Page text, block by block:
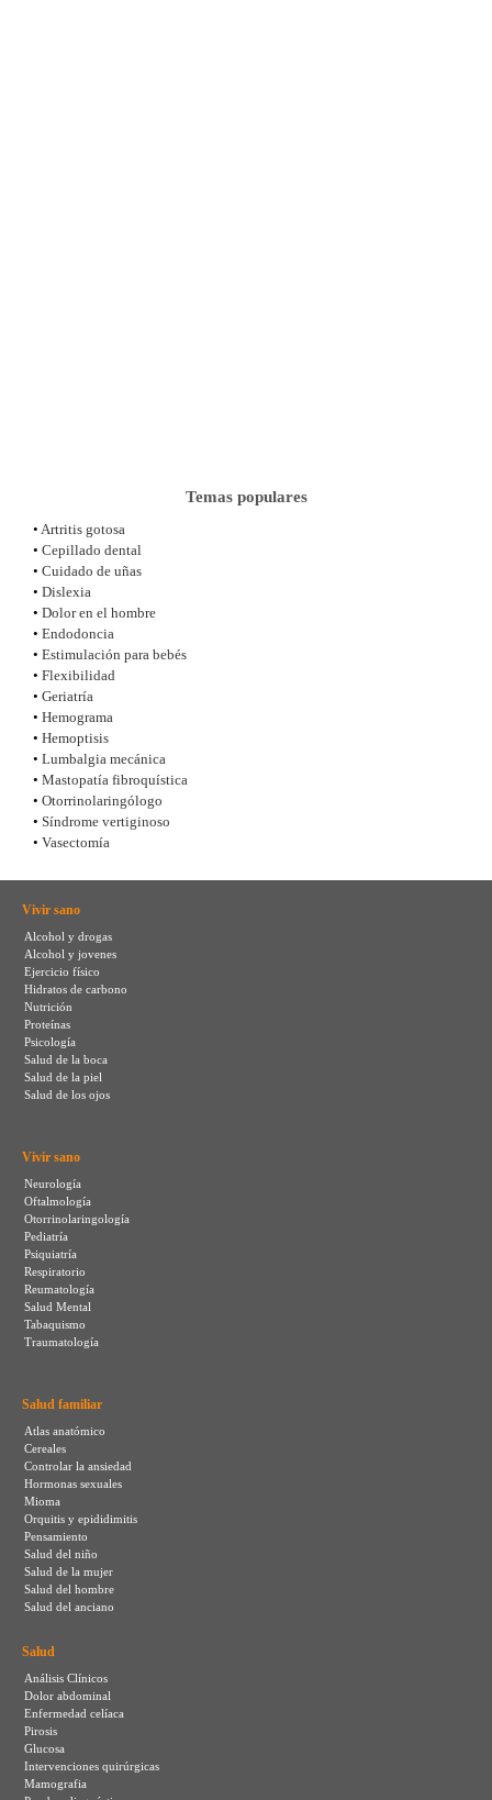
Temas populares
• Artritis gotosa
• Cepillado dental
• Cuidado de uñas
• Dislexia
• Dolor en el hombre
• Endodoncia
• Estimulación para bebés
• Flexibilidad
• Geriatría
• Hemograma
• Hemoptisis
• Lumbalgia mecánica
• Mastopatía fibroquística
• Otorrinolaringólogo
• Síndrome vertiginoso
• Vasectomía
Vivir sano
Alcohol y drogas
Alcohol y jovenes
Ejercicio físico
Hidratos de carbono
Nutrición
Proteínas
Psicología
Salud de la boca
Salud de la piel
Salud de los ojos
Vivir sano
Neurología
Oftalmología
Otorrinolaringología
Pediatría
Psiquiatría
Respiratorio
Reumatología
Salud Mental
Tabaquismo
Traumatología
Salud familiar
Atlas anatómico
Cereales
Controlar la ansiedad
Hormonas sexuales
Mioma
Orquitis y epididimitis
Pensamiento
Salud del niño
Salud de la mujer
Salud del hombre
Salud del anciano
Salud
Análisis Clínicos
Dolor abdominal
Enfermedad celíaca
Pirosis
Glucosa
Intervenciones quirúrgicas
Mamografia